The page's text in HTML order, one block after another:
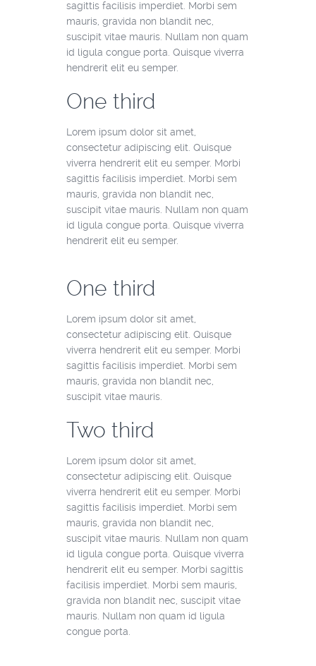
sagittis facilisis imperdiet. Morbi sem
mauris, gravida non blandit nec,
suscipit vitae mauris. Nullam non quam
id ligula congue porta. Quisque viverra
hendrerit elit eu semper.
One third
Lorem ipsum dolor sit amet,
consectetur adipiscing elit. Quisque
viverra hendrerit elit eu semper. Morbi
sagittis facilisis imperdiet. Morbi sem
mauris, gravida non blandit nec,
suscipit vitae mauris. Nullam non quam
id ligula congue porta. Quisque viverra
hendrerit elit eu semper.
One third
Lorem ipsum dolor sit amet,
consectetur adipiscing elit. Quisque
viverra hendrerit elit eu semper. Morbi
sagittis facilisis imperdiet. Morbi sem
mauris, gravida non blandit nec,
suscipit vitae mauris.
Two third
Lorem ipsum dolor sit amet,
consectetur adipiscing elit. Quisque
viverra hendrerit elit eu semper. Morbi
sagittis facilisis imperdiet. Morbi sem
mauris, gravida non blandit nec,
suscipit vitae mauris. Nullam non quam
id ligula congue porta. Quisque viverra
hendrerit elit eu semper. Morbi sagittis
facilisis imperdiet. Morbi sem mauris,
gravida non blandit nec, suscipit vitae
mauris. Nullam non quam id ligula
congue porta.